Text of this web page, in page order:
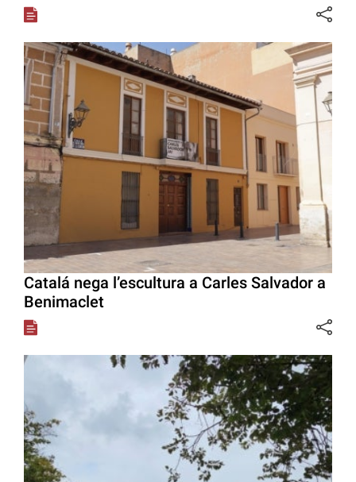
Catalá nega l’escultura a Carles Salvador a
Benimaclet